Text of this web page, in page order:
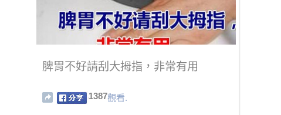
脾胃不好請刮大拇指，非常有用
1387觀看.